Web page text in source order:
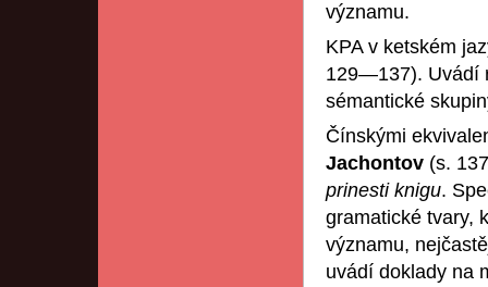
významu.
KPA v ketském
129—137). Uvádí
sémantické
Čínskými
Jachontov (s.
prinesti knigu.
gramatické tvary,
významu,
uvádí doklady na